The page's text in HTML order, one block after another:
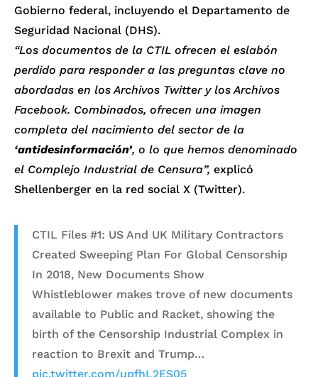
Gobierno federal, incluyendo el Departamento de
Seguridad Nacional (DHS).
“Los documentos de la CTIL ofrecen el eslabón
perdido para responder a las preguntas clave no
abordadas en los Archivos Twitter y los Archivos
Facebook. Combinados, ofrecen una imagen
completa del nacimiento del sector de la
‘antidesinformación’, o lo que hemos denominado
el Complejo Industrial de Censura”, explicó
Shellenberger en la red social X (Twitter).
CTIL Files #1: US And UK Military Contractors
Created Sweeping Plan For Global Censorship
In 2018, New Documents Show
Whistleblower makes trove of new documents
available to Public and Racket, showing the
birth of the Censorship Industrial Complex in
reaction to Brexit and Trump…
pic.twitter.com/upfhL2ES05